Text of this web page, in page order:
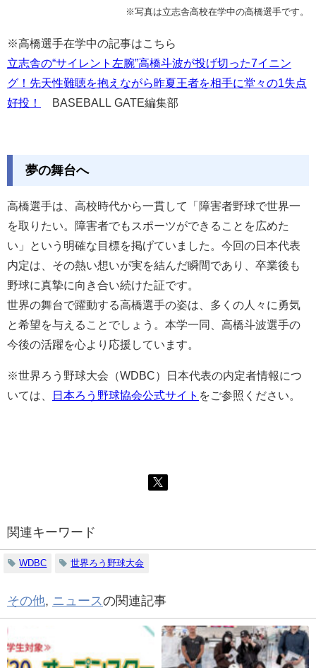
※写真は立志舎高校在学中の高橋選手です。
※高橋選手在学中の記事はこちら
立志舎の“サイレント左腕”高橋斗波が投げ切った7イニン
グ！先天性難聴を抱えながら昨夏王者を相手に堂々の1失点
好投！
BASEBALL GATE編集部
夢の舞台へ
高橋選手は、高校時代から一貫して「障害者野球で世界一
を取りたい。障害者でもスポーツができることを広めた
い」という明確な目標を掲げていました。今回の日本代表
内定は、その熱い想いが実を結んだ瞬間であり、卒業後も
野球に真摯に向き合い続けた証です。
世界の舞台で躍動する高橋選手の姿は、多くの人々に勇気
と希望を与えることでしょう。本学一同、高橋斗波選手の
今後の活躍を心より応援しています。
※世界ろう野球大会（WDBC）日本代表の内定者情報につ
いては、
日本ろう野球協会公式サイト をご参照ください。
関連キーワード
WDBC 世界ろう野球大会
その他, ニュースの関連記事